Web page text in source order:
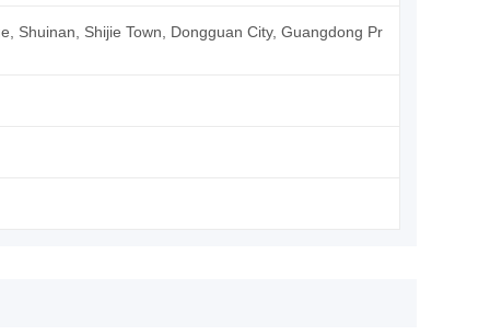
Shuinan, Shijie Town, Dongguan City, Guangdong Pr